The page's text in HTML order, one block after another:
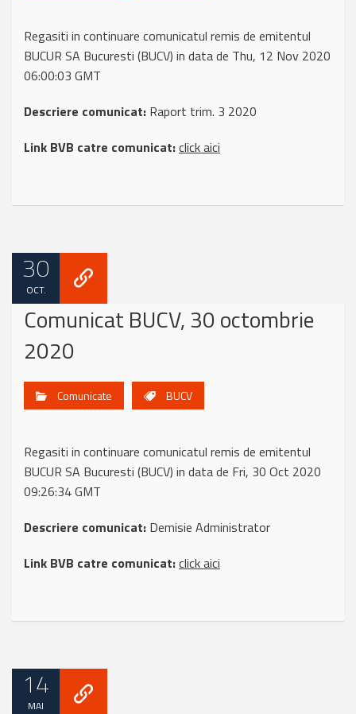
Regasiti in continuare comunicatul remis de emitentul
BUCUR SA Bucuresti (BUCV) in data de Thu, 12 Nov 2020
06:00:03 GMT
Descriere comunicat: Raport trim. 3 2020
Link BVB catre comunicat:click aici
30
OCT.
Comunicat BUCV, 30 octombrie
2020
Comunicate BUCV
Regasiti in continuare comunicatul remis de emitentul
BUCUR SA Bucuresti (BUCV) in data de Fri, 30 Oct 2020
09:26:34 GMT
Descriere comunicat: Demisie Administrator
Link BVB catre comunicat:click aici
14
MAI